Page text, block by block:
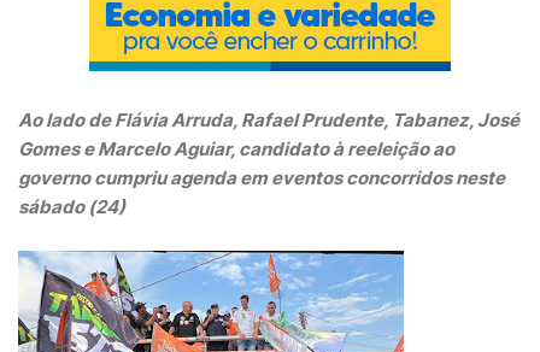
Ao lado de Flávia Arruda, Rafael Prudente, Tabanez, José
Gomes e Marcelo Aguiar, candidato à reeleição ao
governo cumpriu agenda em eventos concorridos neste
sábado (24)